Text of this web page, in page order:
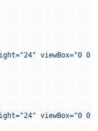
viewBox="0